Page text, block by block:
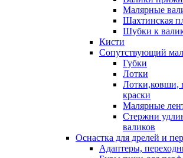
Малярные
Шахтинская
Шубки к
Кисти
Сопутствующий
Губки
Лотки
Лотки,ковши,
краски
Малярные
Стержни
валиков
Оснастка для дрелей и
Адаптеры,